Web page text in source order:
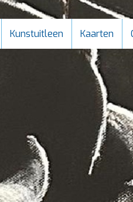
Kunstuitleen Kaarten